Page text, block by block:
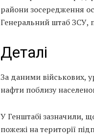
райони зосередження
Генеральний штаб ЗСУ,
Деталі
За даними військових,
нафти поблизу
У Генштабі зазначили,
пожежі на території